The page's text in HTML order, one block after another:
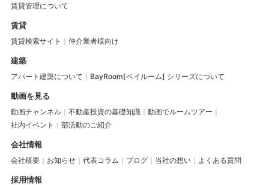
賃貸管理について
賃貸
賃貸検索サイト 仲介業者様向け
建築
アパート建築について BayRoom[ベイルーム] シリーズについて
動画を見る
動画チャンネル 不動産投資の基礎知識
動画でルームツアー
社内イベント
部活動のご紹介
会社情報
会社概要 お知らせ 代表コラム ブログ 当社の想い よくある質問
採用情報